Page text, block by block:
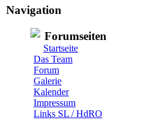
Navigation
Forumseiten
Startseite
Das Team
Forum
Galerie
Kalender
Impressum
Links SL / HdRO